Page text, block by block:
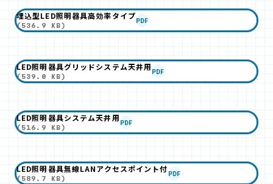
埋込型LED照明器具高効率タイプ
(536.9 KB)
PDF
LED照明器具グリッドシステム天井用
(539.0 KB)
PDF
LED照明器具システム天井用
(516.9 KB)
PDF
LED照明器具無線LANアクセスポイント付
(589.7 KB)
PDF